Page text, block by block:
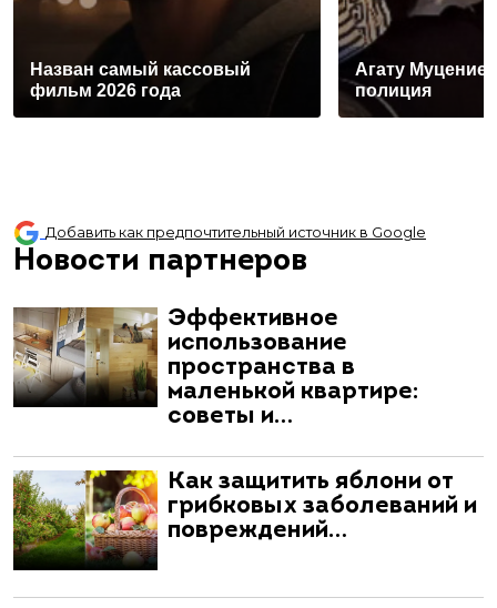
Назван самый кассовый
фильм 2026 года
Агату
полиция
Добавить как предпочтительный источник в Google
Новости партнеров
Эффективное
использование
пространства в
маленькой квартире:
советы и…
Как защитить яблони от
грибковых заболеваний и
повреждений…